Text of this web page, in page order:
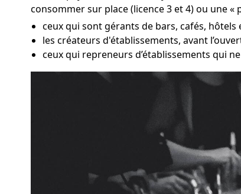
consommer sur place (licence 3 et 4) ou une
ceux qui sont gérants de bars, cafés, hôtels
les créateurs d'établissements, avant
ceux qui repreneurs d’établissements qui